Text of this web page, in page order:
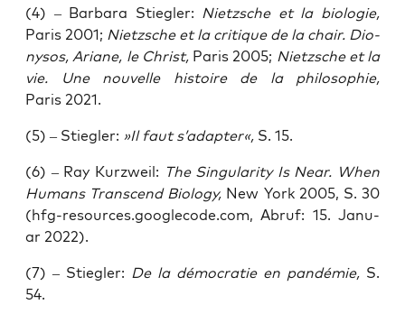
(4) – Bar­ba­ra Stiegler: Nietz­sche et la bio­lo­gie,
Paris 2001; Nietz­sche et la cri­tique de la chair. Dio­
ny­sos, Aria­ne, le Christ,Paris 2005; Nietz­sche et la
vie.
Une nou­vel­le his­toire de la phi­lo­so­phie,
Paris 2021.
(5) – Stiegler: »Il faut s’adapter«, S. 15.
(6) – Ray Kurz­weil: The Sin­gu­la­ri­ty Is Near. When
Humans Tran­s­cend Bio­lo­gy, New York 2005, S. 30
(hfg-resources.googlecode.com, Abruf: 15. Janu­
ar 2022).
(7) – Stiegler: De la démo­cra­tie en pan­dé­mie, S.
54.